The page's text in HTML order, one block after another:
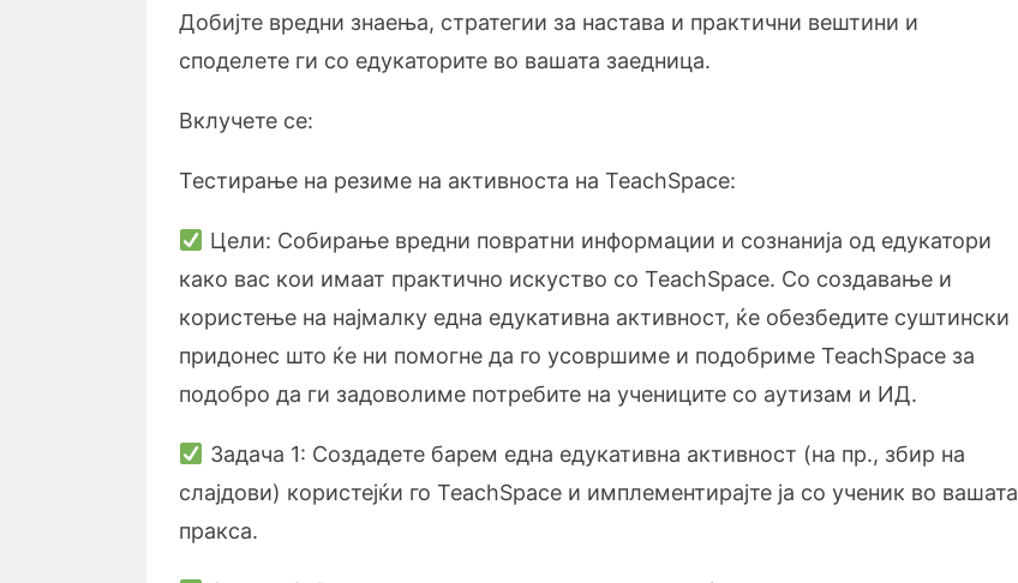
Добијте вредни знаења, стратегии за настава и практични вештини и
споделете ги со едукаторите во вашата заедница.
Вклучете се:
Тестирање на резиме на активноста на TeachSpace:
Цели: Собирање вредни повратни информации и сознанија од едукатори
како вас кои имаат практично искуство со TeachSpace. Со создавање и
користење на најмалку една едукативна активност, ќе обезбедите суштински
придонес што ќе ни помогне да го усовршиме и подобриме TeachSpace за
подобро да ги задоволиме потребите на учениците со аутизам и ИД.
Задача 1: Создадете барем една едукативна активност (на пр., збир на
слајдови) користејќи го TeachSpace и имплементирајте ја со ученик во вашата
пракса.